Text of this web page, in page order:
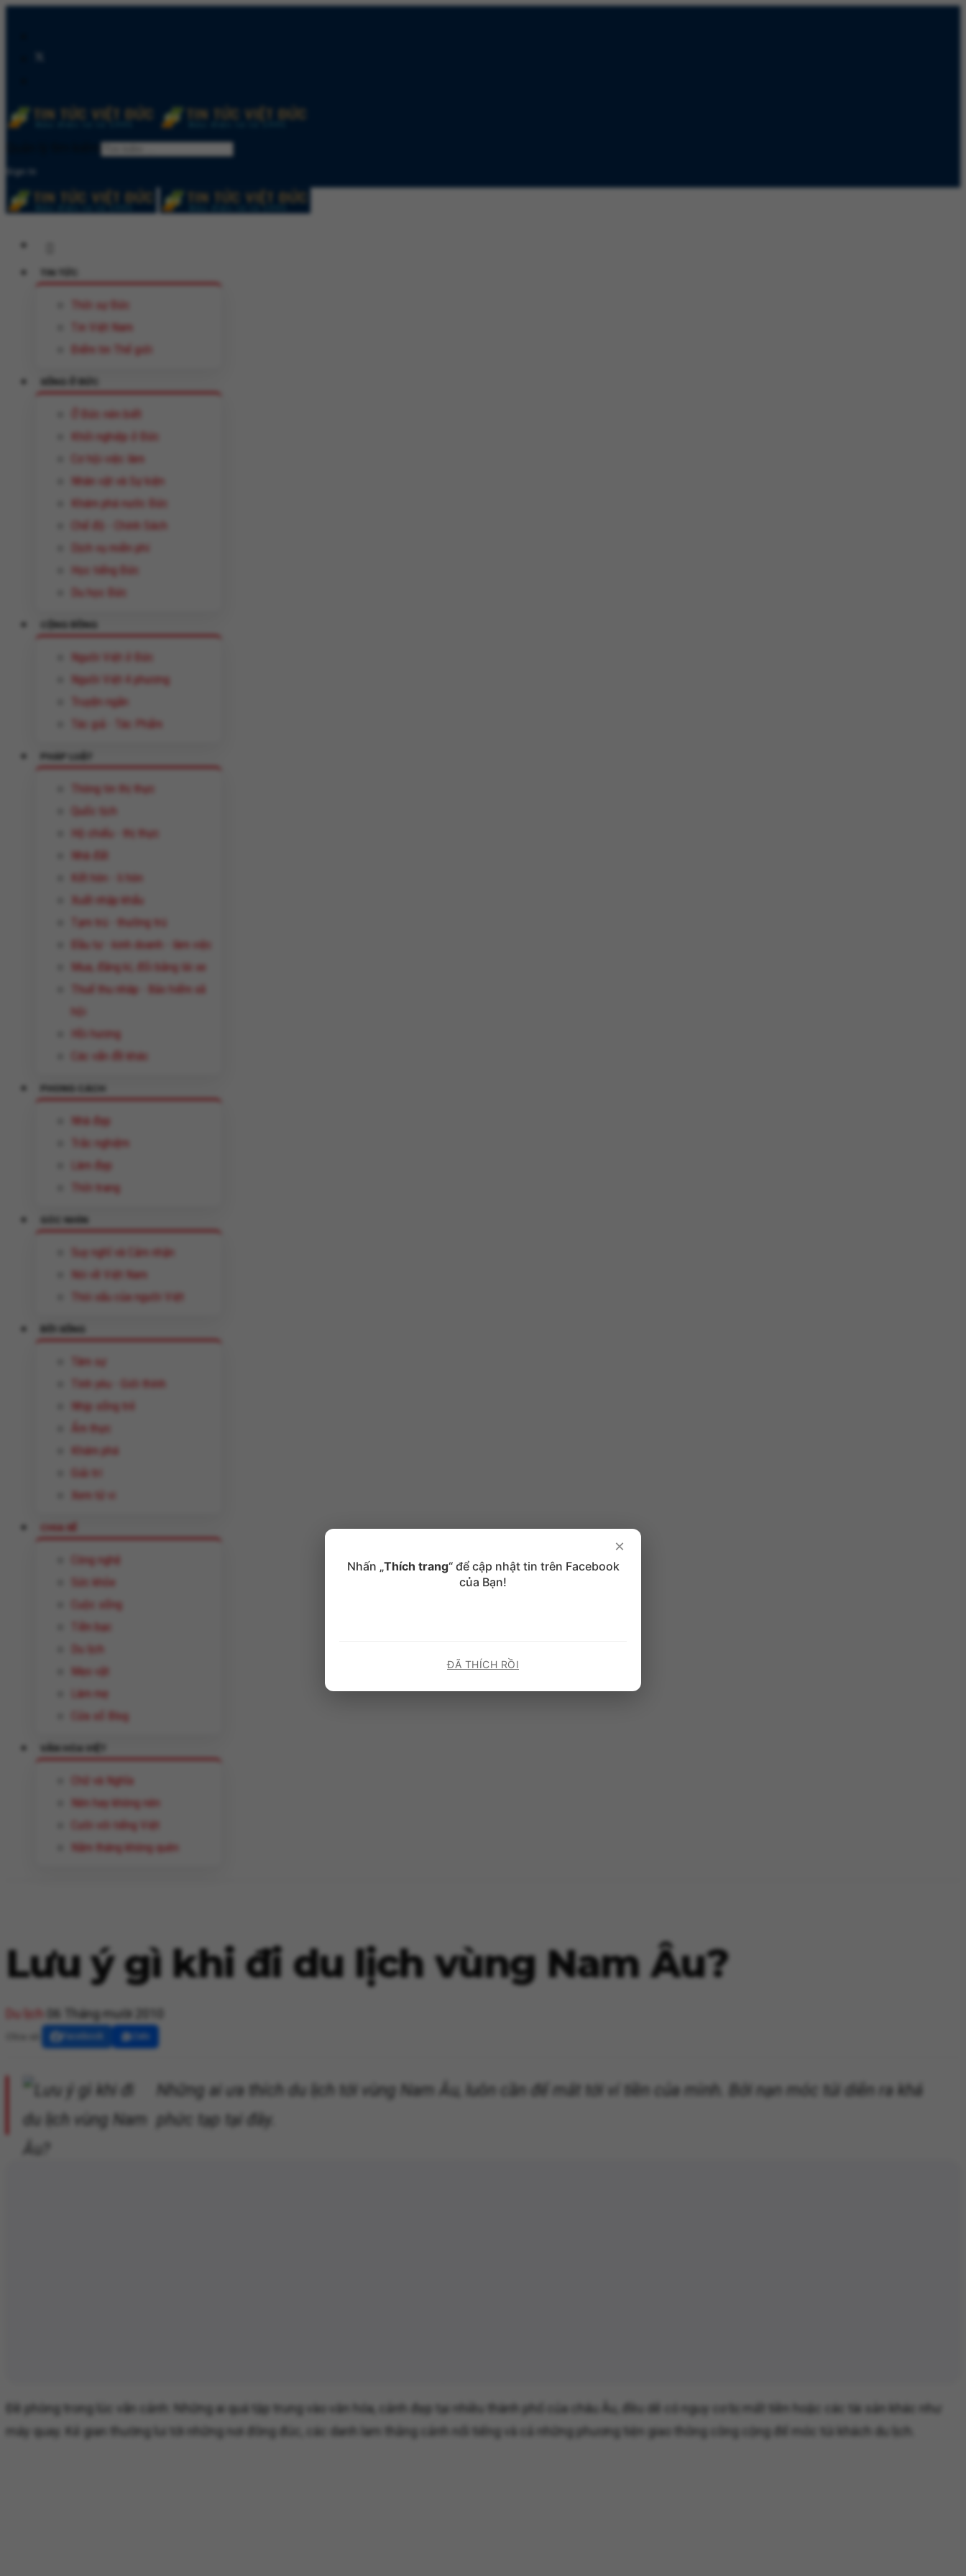
Sign In
TIN TỨC
Thời sự Đức
Tin Việt Nam
Điểm tin Thế giới
SỐNG Ở ĐỨC
Ở Đức nên biết
Khởi nghiệp ở Đức
Cơ hội việc làm
Nhân vật và Sự kiện
Khám phá nước Đức
Chế độ - Chính Sách
Dịch vụ miễn phí
Học tiếng Đức
Du học Đức
CỘNG ĐỒNG
Người Việt ở Đức
Người Việt 4 phương
Truyện ngắn
Tác giả - Tác Phẩm
Thông tin thị thực
Quốc tịch
Hộ chiếu - thị thực
Nhà đất
Kết hôn - li hôn
Xuất nhập khẩu
Tạm trú - thường trú
Đầu tư - kinh doanh - làm việc
Mua, đăng kí, đổi bằng lái xe
Thuế thu nhâp - Bảo hiểm xã
hội
Hồi hương
Các vấn đề khác
PHONG CÁCH
Nhà đẹp
Trắc nghiệm
Làm đẹp
Thời trang
GÓC NHÌN
Suy nghĩ và Cảm nhận
Nói về Việt Nam
Thói xấu của người Việt
ĐỜI SỐNG
Tâm sự
Tình yêu - Giới thính
Nhịp sống trẻ
Ẩm thực
Khám phá
Giải trí
Xem tử vi
CHIA SẺ
Công nghệ
Sức khỏe
Cuộc sống
Tiền bạc
Du lịch
Mẹo vặt
Làm mẹ
Cửa sổ Blog
VĂN HÓA VIỆT
Chữ và Nghĩa
Nên hay không nên
Cười với tiếng Việt
Năm tháng không quên
Lưu ý gì khi đi du lịch vùng Nam Âu?
Du lịch 06 Tháng mười 2010
Những ai ưa thích du lịch tới vùng Nam Âu, luôn cần để mắt tới ví tiền của mình. Bởi nạn móc túi diễn ra khá
phức tạp tại đây.
Đề phòng trong lúc vãn cảnh: Những ai quá tập trung vào văn hóa, cảnh đẹp tại nhiều thành phố của châu Âu, đều dễ có nguy cơ bị mất tiền hoặc các tài sản khác như
máy quay. Kẻ gian thường lui tới những nơi đông đúc, các danh lam thắng cảnh nổi tiếng và cả những phương tiện giao thông công cộng để móc túi khách du lịch.
×
Nhấn „Thích trang“ để cập nhật tin trên Facebook
của Bạn!
ĐÃ THÍCH RỒI